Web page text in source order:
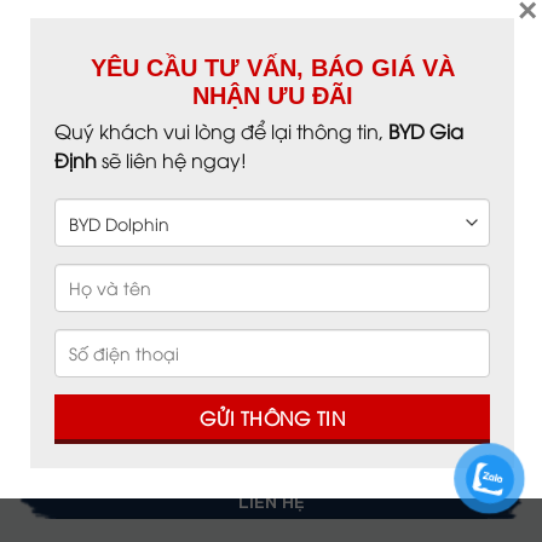
Mua xe trả góp
CÁC DÒNG XE
BYD M6
BYD Atto 3
BYD Seal
BYD Han
BYD SEALION 8
LIÊN HỆ
YÊU CẦU TƯ VẤN, BÁO GIÁ VÀ
NHẬN ƯU ĐÃI
Quý khách vui lòng để lại thông tin, BYD Gia
Địnhsẽ liên hệ ngay!